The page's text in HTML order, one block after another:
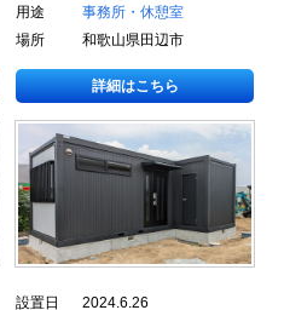
用途
事務所・休憩室
場所
和歌山県田辺市
詳細はこちら
設置日
2024.6.26